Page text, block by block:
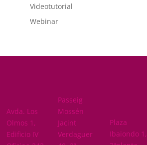
Videotutorial
Webinar
Avda. Los
Olmos 1,
Edificio IV
Passeig
Mossén
Jacint
Verdaguer
Plaza
Ibaiondo 1,